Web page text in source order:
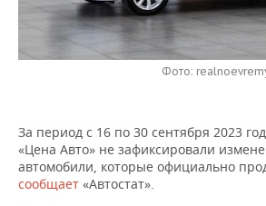
НЕФТЕХИМИЯ
НЕФТЬ
ЭНЕРГЕТИКА
РОЗНИЧНАЯ ТОРГОВЛЯ
НОВОСТИ ТЕХНОЛОГИЙ
ТЕЛЕКОММУНИКАЦИИ
МЕРОПРИЯТИЯ
НОВОСТИ МЕРОПРИЯТИЙ
БИЗНЕС-БРАНЧИ
ФУТБОЛ
НОВОСТИ ОБЩЕСТВА
ФОТОГАЛЕРЕЯ
Фото:
За период с 16 по 30 сентября 2023
«Цена Авто» не зафиксировали
автомобили, которые официально
сообщает «Автостат».